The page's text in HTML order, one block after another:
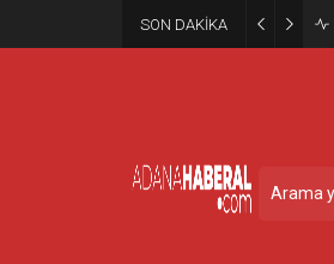
SON DAKİKA